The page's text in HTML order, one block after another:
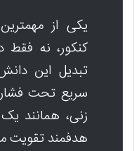
یکی از
کنکور، نه فقط
تبدیل این
سریع تحت
زنی، همانند
هدفمند تقویت